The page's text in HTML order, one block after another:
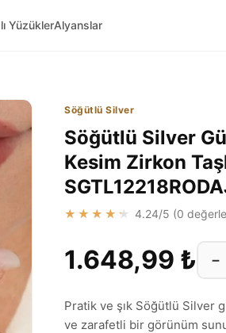
YüzüklerAlyanslar
Söğütlü Silver
Söğütlü Silver
Kesim Zirkon
★★★★★ 4.24/5 (0
1.648,99 ₺ −
Pratik ve şık Söğütlü Silver
ve zarafetli bir görünüm